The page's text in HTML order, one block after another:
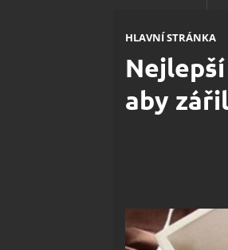
HLAVNÍ STRÁNKA
aby